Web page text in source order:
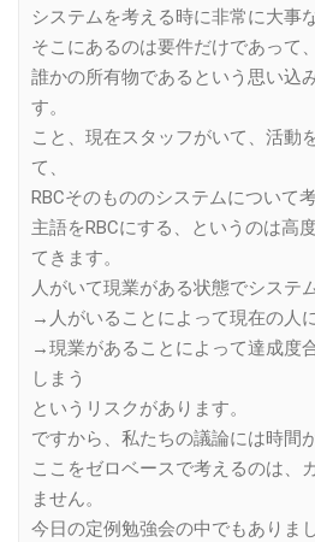
システムを考える時に非常に大事
そこにあるのは要件だけであって、
誰かの所有物であるという思い込
す。
こと、現在スタッフがいて、活動
て、
RBCそのもののシステムについて
主語をRBCにする、というのは高
てきます。
人がいて現業がある状態でシステ
→人がいることによって現在の人
→現業があることによって達成度
しまう
というリスクがあります。
ですから、私たちの議論には時間
ここをゼロベースで考えるのは、
ません。
今日の定例勉強会の中でもありま